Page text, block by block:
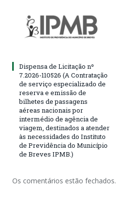
Dispensa de Licitação nº
7.2026-110526 (A Contratação
de serviço especializado de
reserva e emissão de
bilhetes de passagens
aéreas nacionais por
intermédio de agência de
viagem, destinados a atender
às necessidades do Instituto
de Previdência do Município
de Breves IPMB.)
Os comentários estão fechados.